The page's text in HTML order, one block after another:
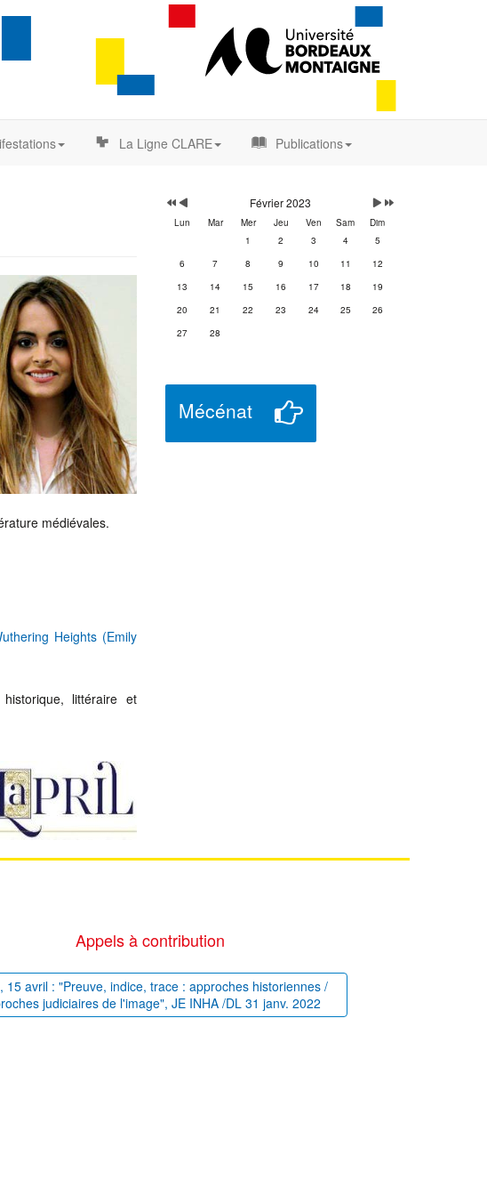
La Ligne CLARE Publications
médiévales.
Heights (Emily
littéraire et
Février 2023
Lun Mar Mer Jeu Ven Sam
Dim
1
2 3 4
5
6
7 8 9 10 11
12
13
14 15 16 17 18
19
20
21 22 23 24 25
26
27
28
Mécénat
Appels à contribution
15 avril : "Preuve, indice, trace : approches historiennes /
judiciaires de l'image", JE INHA /DL 31 janv. 2022